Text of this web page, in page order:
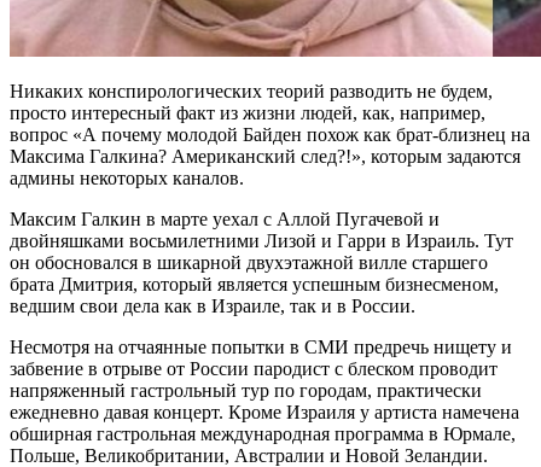
Никаких конспирологических теорий разводить не будем,
просто интересный факт из жизни людей, как, например,
вопрос «А почему молодой Байден похож как брат-близнец на
Максима Галкина? Американский след?!», которым задаются
админы некоторых каналов.
Максим Галкин в марте уехал с Аллой Пугачевой и
двойняшками восьмилетними Лизой и Гарри в Израиль. Тут
он обосновался в шикарной двухэтажной вилле старшего
брата Дмитрия, который является успешным бизнесменом,
ведшим свои дела как в Израиле, так и в России.
Несмотря на отчаянные попытки в СМИ предречь нищету и
забвение в отрыве от России пародист с блеском проводит
напряженный гастрольный тур по городам, практически
ежедневно давая концерт. Кроме Израиля у артиста намечена
обширная гастрольная международная программа в Юрмале,
Польше, Великобритании, Австралии и Новой Зеландии.